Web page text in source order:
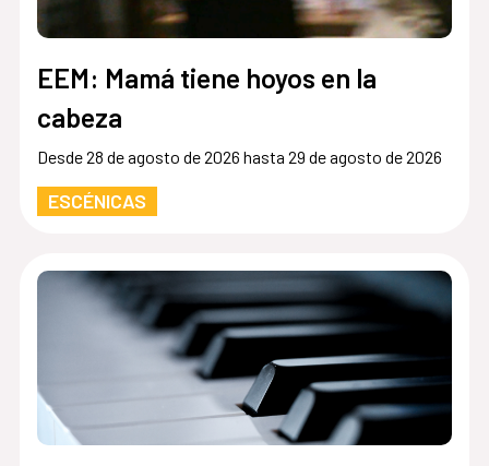
EEM: Mamá tiene hoyos en la
cabeza
Desde 28 de agosto de 2026 hasta 29 de agosto de 2026
ESCÉNICAS